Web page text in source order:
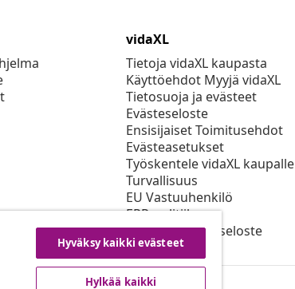
vidaXL
Tietoja vidaXL kaupasta
Käyttöehdot Myyjä vidaXL
Tietosuoja ja evästeet
Evästeseloste
Ensisijaiset Toimitusehdot
Evästeasetukset
Työskentele vidaXL kaupalle
Turvallisuus
EU Vastuuhenkilö
EPR-politiikan
Saavutettavuusseloste
Hyväksy kaikki evästeet
Hylkää kaikki